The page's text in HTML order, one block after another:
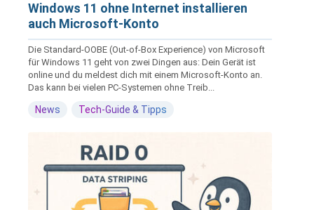
Windows 11 ohne Internet installieren
auch Microsoft-Konto
Die Standard-OOBE (Out-of-Box Experience) von Microsoft
für Windows 11 geht von zwei Dingen aus: Dein Gerät ist
online und du meldest dich mit einem Microsoft-Konto an.
Das kann bei vielen PC-Systemen ohne Treib...
News Tech-Guide & Tipps